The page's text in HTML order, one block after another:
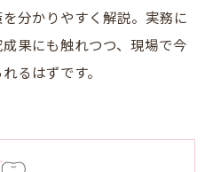
分かりやすく解説。実務に
果にも触れつつ、現場で今
るはずです。